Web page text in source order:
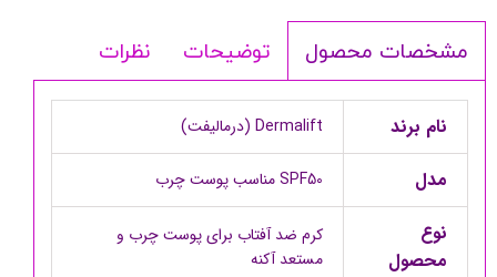
مشخصات محصول توضیحات نظرات
نام برند Dermalift (درمالیفت)
مدل SPF50 مناسب پوست چرب
نوع
محصول
کرم ضد آفتاب برای پوست چرب و
مستعد آکنه